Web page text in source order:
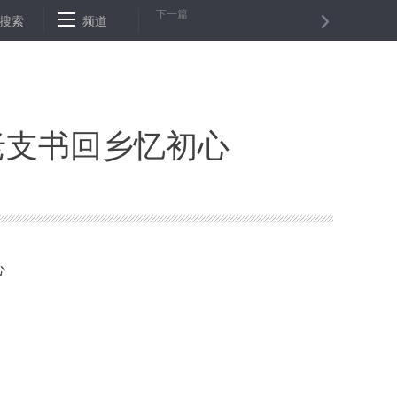
能成为减肥好帮手 中日产业合作论坛在东京召开 立法、具体
搜索 频道 下一篇
书回乡忆初心